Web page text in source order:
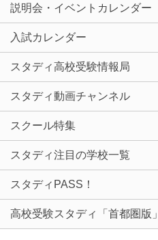
説明会・イベントカレンダー
入試カレンダー
スタディ高校受験情報局
スタディ動画チャンネル
スクール特集
スタディ注目の学校一覧
スタディPASS！
高校受験スタディ「首都圏版」